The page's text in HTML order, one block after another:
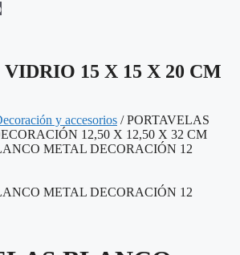
15 X 15 X 20 CM
y accesorios / PORTAVELAS
12,50 X 12,50 X 32 CM